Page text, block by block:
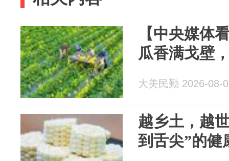
【中央媒体
瓜香满戈壁
大美民勤 2026-08-
越乡土，越
到舌尖”的健